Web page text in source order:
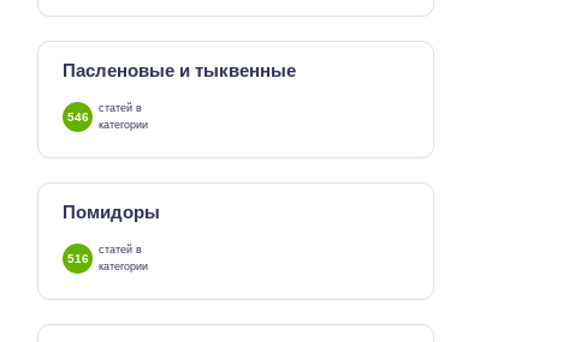
Пасленовые и тыквенные
546
статей в
категории
Помидоры
516
статей в
категории